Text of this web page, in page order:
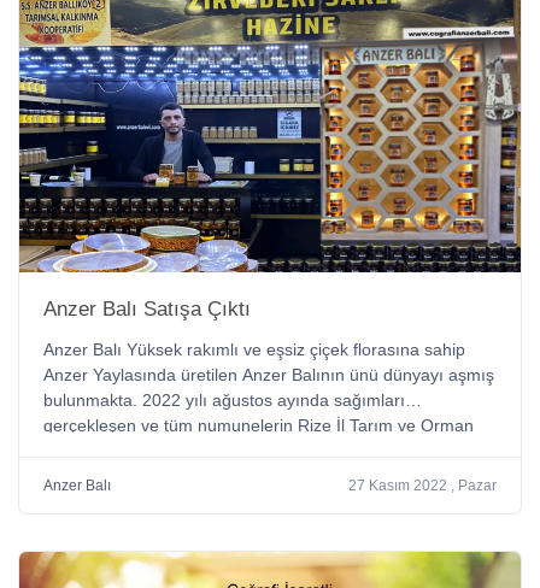
Anzer Balı Satışa Çıktı
Anzer Balı Yüksek rakımlı ve eşsiz çiçek florasına sahip
Anzer Yaylasında üretilen Anzer Balının ünü dünyayı aşmış
bulunmakta. 2022 yılı ağustos ayında sağımları
gerçekleşen ve tüm numunelerin Rize İl Tarım ve Orman
çeşitli süreçler sonrası 2022 Kasım ayının ortalarında
Anzer Balı 27 Kasım 2022 , Pazar